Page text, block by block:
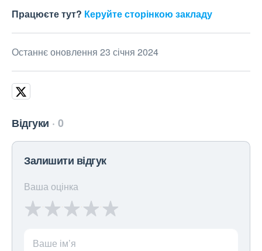
Працюєте тут? Керуйте сторінкою закладу
Останнє оновлення 23 січня 2024
Відгуки 0
Залишити відгук
Ваша оцінка
Ваше ім’я